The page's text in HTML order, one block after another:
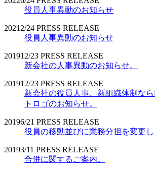
役員人事異動のお知らせ
2021 2/24 PRESS RELEASE
役員人事異動のお知らせ
201912/23 PRESS RELEASE
新会社の人事異動のお知らせ。
201912/23 PRESS RELEASE
新会社の役員人事、新組織体制な
トロゴのお知らせ。
20196/21 PRESS RELEASE
役員の移動並びに業務分担を変更し
20193/11 PRESS RELEASE
合併に関するご案内。